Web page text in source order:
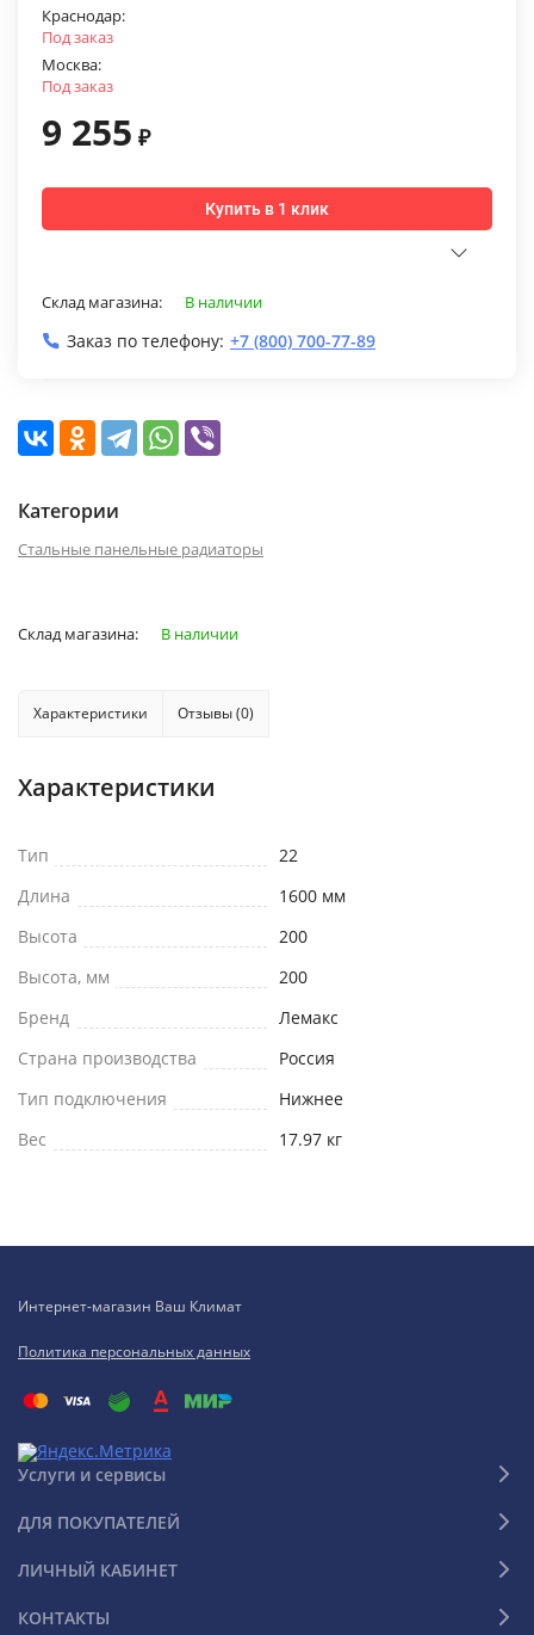
Краснодар:
Под заказ
Москва:
Под заказ
9 255 ₽
Купить в 1 клик
Склад магазина: В наличии
Заказ по телефону: +7 (800) 700-77-89
Категории
Стальные панельные радиаторы
Склад магазина: В наличии
Характеристики Отзывы (0)
Характеристики
Тип
22
Длина
1600 мм
Высота
200
Высота, мм
200
Бренд
Лемакс
Страна производства
Россия
Тип подключения
Нижнее
Вес
17.97 кг
Интернет-магазин Ваш Климат
Политика персональных данных
Услуги и сервисы
ДЛЯ ПОКУПАТЕЛЕЙ
ЛИЧНЫЙ КАБИНЕТ
КОНТАКТЫ